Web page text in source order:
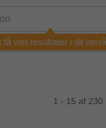
få vist resultater i dit
1 - 15 af 230